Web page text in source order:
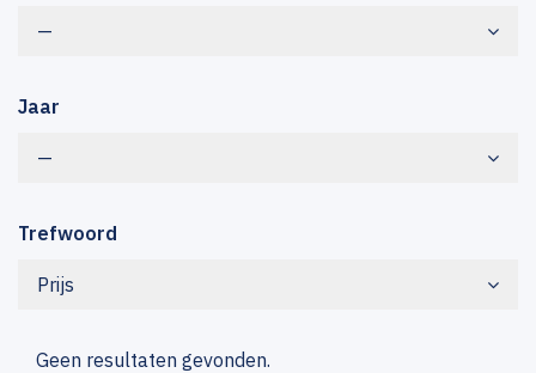
—
Jaar
—
Trefwoord
Prijs
Geen resultaten gevonden.